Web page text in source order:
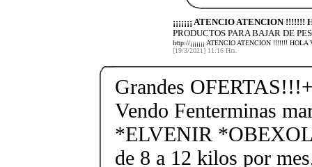
¡¡¡¡¡¡¡ ATENCIO ATENCION
PRODUCTOS PARA BAJAR DE
http://¡¡¡¡¡¡¡ ATENCIO ATENCION !!!!!!!
[19/3/2021] 11:16 Hrs.
Grandes
Vendo Fenterminas
*ELVENIR
de 8 a 12 kilos por